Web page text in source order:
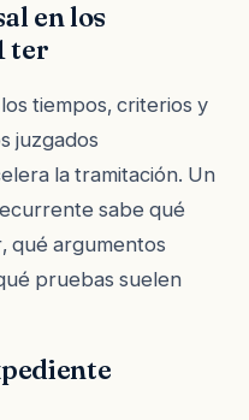
en los
ter
tiempos, criterios y
juzgados
la tramitación. Un
sabe qué
qué argumentos
pruebas suelen